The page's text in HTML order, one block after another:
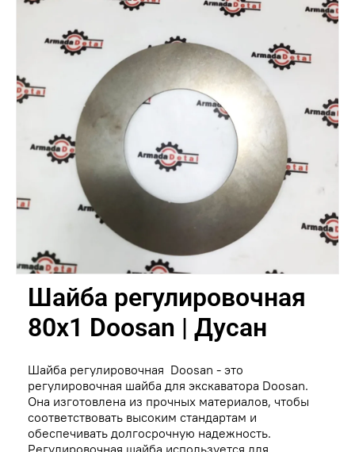
Шайба регулировочная
80x1 Doosan | Дусан
Шайба регулировочная Doosan - это
регулировочная шайба для экскаватора Doosan.
Она изготовлена из прочных материалов, чтобы
соответствовать высоким стандартам и
обеспечивать долгосрочную надежность.